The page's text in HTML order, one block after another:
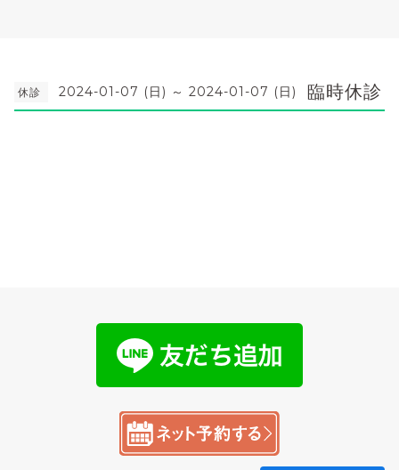
休診 2024-01-07 (日) ～ 2024-01-07 (日) 臨時休診